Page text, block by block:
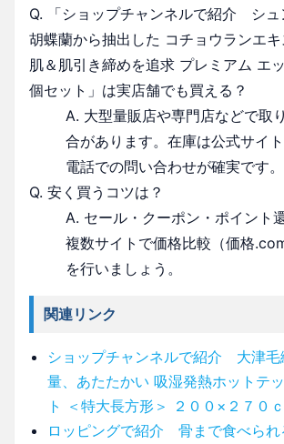
Q. 「ショップチャンネルで紹介 シュ
胡蝶蘭から抽出した コチョウランエ
肌＆肌引き締めを追求 プレミアム エ
個セット」は実店舗でも買える？
A. 大型量販店や専門店などで取
合があります。在庫は公式サイ
電話での問い合わせが確実です。
Q. 安く買うコツは？
A. セール・クーポン・ポイント
複数サイトで価格比較（価格
を行いましょう。
関連リンク
ショップチャンネルで紹介 大津毛
量、あたたかい 吸湿発熱ホットテ
ト ＜特大長方形＞ ２００×２７０
ロッピングで紹介 骨まで食べられ